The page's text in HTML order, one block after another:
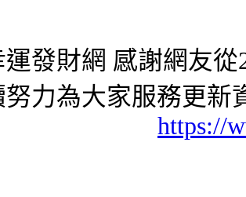
發財網 感謝網友
努力為大家服務更新
https://